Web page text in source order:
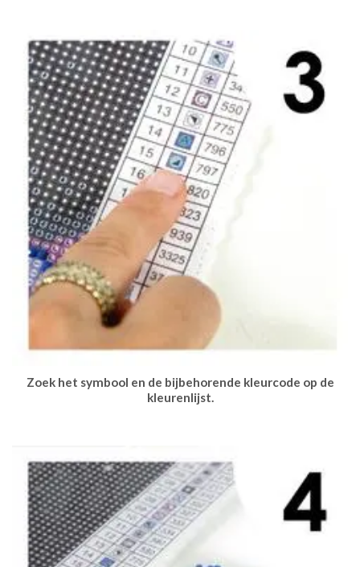
Zoek het symbool en de bijbehorende kleurcode op de
kleurenlijst.